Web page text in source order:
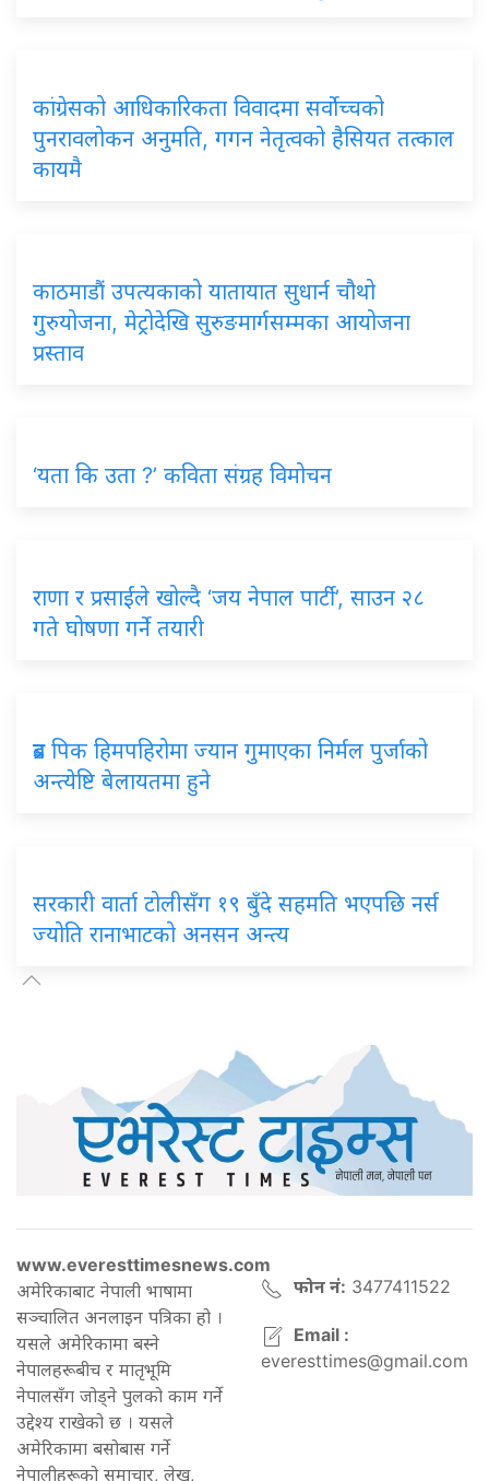
कांग्रेसको आधिकारिकता विवादमा सर्वोच्चको
पुनरावलोकन अनुमति, गगन नेतृत्वको हैसियत तत्काल
कायमै
काठमाडौं उपत्यकाको यातायात सुधार्न चौथो
गुरुयोजना, मेट्रोदेखि सुरुङमार्गसम्मका आयोजना
प्रस्ताव
‘यता कि उता ?’ कविता संग्रह विमोचन
राणा र प्रसाईंले खोल्दै ‘जय नेपाल पार्टी’, साउन २८
गते घोषणा गर्ने तयारी
ब्रड पिक हिमपहिरोमा ज्यान गुमाएका निर्मल पुर्जाको
अन्त्येष्टि बेलायतमा हुने
सरकारी वार्ता टोलीसँग १९ बुँदे सहमति भएपछि नर्स
ज्योति रानाभाटको अनसन अन्त्य
www.everesttimesnews.com
अमेरिकाबाट नेपाली भाषामा
सञ्चालित अनलाइन पत्रिका हो ।
यसले अमेरिकामा बस्ने
नेपालहरूबीच र मातृभूमि
नेपालसँग जोड्ने पुलको काम गर्ने
उद्देश्य राखेको छ । यसले
अमेरिकामा बसोबास गर्ने
नेपालीहरूको समाचार, लेख,
फोन नं: 3477411522
Email :
everesttimes@gmail.com